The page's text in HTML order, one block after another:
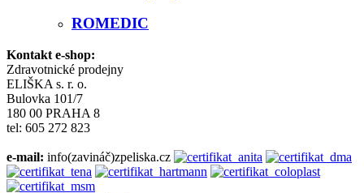
ROMEDIC
Kontakt e-shop:
Zdravotnické prodejny
ELIŠKA s. r. o.
Bulovka 101/7
180 00 PRAHA 8
tel: 605 272 823
e-mail: info(zavináč)zpeliska.cz